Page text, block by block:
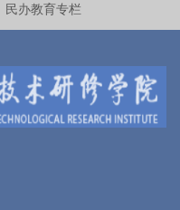
民办教育专栏